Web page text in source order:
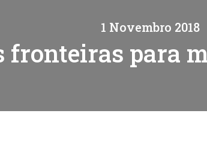
1 Novembro 2018
fronteiras para